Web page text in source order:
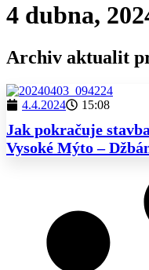
4 dubna,
Archiv aktualit
4.4.2024 15:08
Jak pokračuje
Vysoké Mýto –